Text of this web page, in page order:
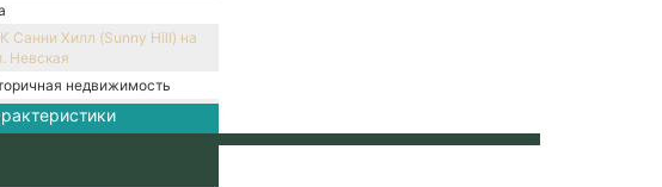
Санни Хилл (Sunny Hill) на
Невская
недвижимость
комнатная